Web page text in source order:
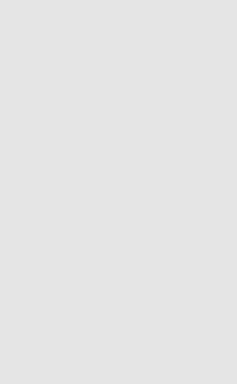
das Essen gehen,